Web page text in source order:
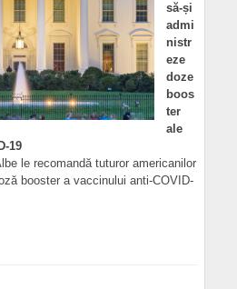
să-și
admi
nistr
eze
doze
boos
ter
ale
19
le recomandă tuturor americanilor
booster a vaccinului anti-COVID-